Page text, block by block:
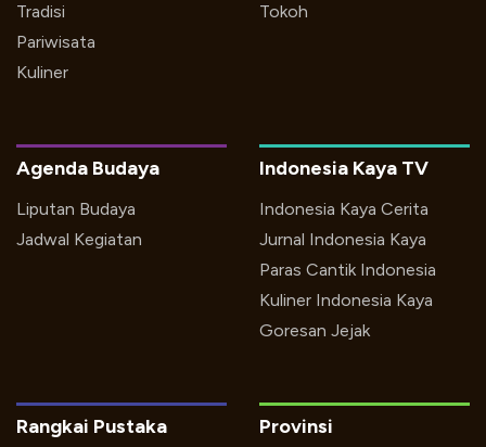
Tradisi
Pariwisata
Kuliner
Tokoh
Indonesia Kaya TV
Indonesia Kaya Cerita
Jurnal Indonesia Kaya
Paras Cantik Indonesia
Kuliner Indonesia Kaya
Goresan Jejak
Agenda Budaya
Liputan Budaya
Jadwal Kegiatan
Rangkai Pustaka Provinsi